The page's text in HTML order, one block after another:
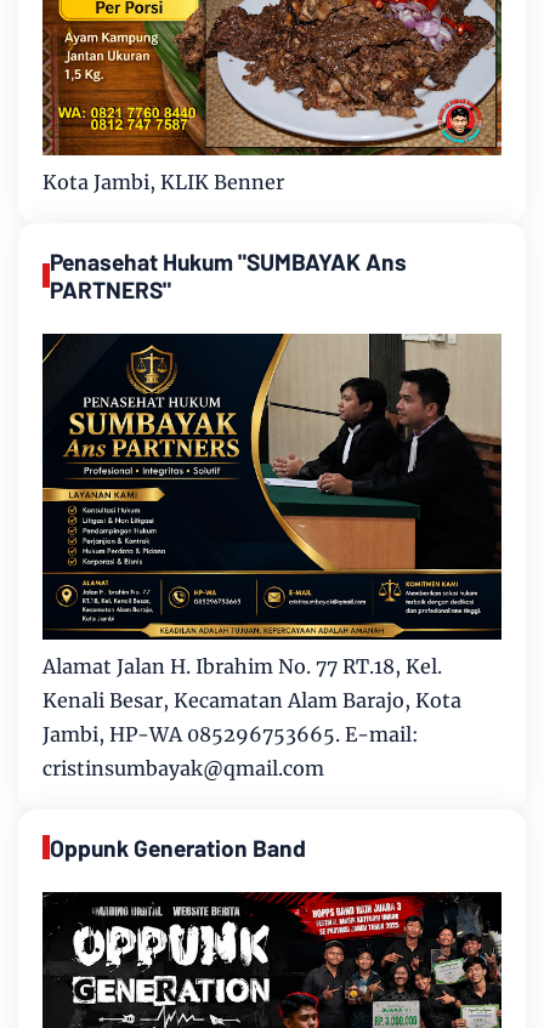
Kota Jambi, KLIK Benner
Penasehat Hukum "SUMBAYAK Ans
PARTNERS"
Alamat Jalan H. Ibrahim No. 77 RT.18, Kel.
Kenali Besar, Kecamatan Alam Barajo, Kota
Jambi, HP-WA 085296753665. E-mail:
cristinsumbayak@qmail.com
Oppunk Generation Band